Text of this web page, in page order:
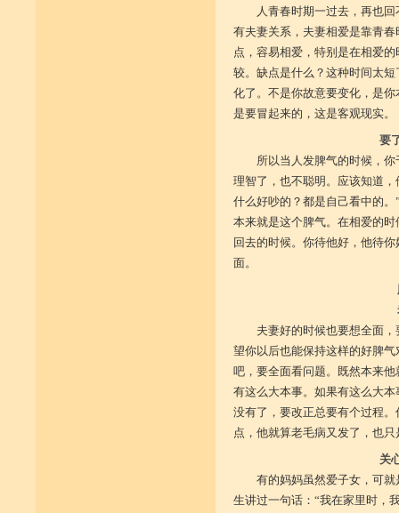
人青春时期一过去，再也
有夫妻关系，夫妻相爱是靠青
点，容易相爱，特别是在相爱
较。缺点是什么？这种时间太
化了。不是你故意要变化，是
是要冒起来的，这是客观现实。
要
所以当人发脾气的时候，
理智了，也不聪明。应该知道
什么好吵的？都是自己看中的
本来就是这个脾气。在相爱的
回去的时候。你待他好，他待
面。
脾
夫妻好的时候也要想全面
望你以后也能保持这样的好脾
吧，要全面看问题。既然本来
有这么大本事。如果有这么大
没有了，要改正总要有个过程
点，他就算老毛病又发了，也
关
有的妈妈虽然爱子女，可
生讲过一句话：“我在家里时，